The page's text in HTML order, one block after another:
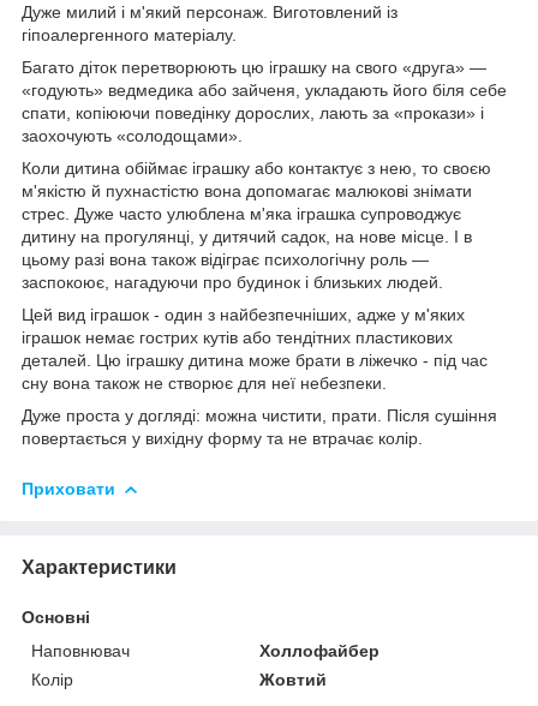
Дуже милий і м'який персонаж. Виготовлений із
гіпоалергенного матеріалу.
Багато діток перетворюють цю іграшку на свого «друга» —
«годують» ведмедика або зайченя, укладають його біля себе
спати, копіюючи поведінку дорослих, лають за «прокази» і
заохочують «солодощами».
Коли дитина обіймає іграшку або контактує з нею, то своєю
м'якістю й пухнастістю вона допомагає малюкові знімати
стрес. Дуже часто улюблена м'яка іграшка супроводжує
дитину на прогулянці, у дитячий садок, на нове місце. І в
цьому разі вона також відіграє психологічну роль —
заспокоює, нагадуючи про будинок і близьких людей.
Цей вид іграшок - один з найбезпечніших, адже у м'яких
іграшок немає гострих кутів або тендітних пластикових
деталей. Цю іграшку дитина може брати в ліжечко - під час
сну вона також не створює для неї небезпеки.
Дуже проста у догляді: можна чистити, прати. Після сушіння
повертається у вихідну форму та не втрачає колір.
Приховати
Характеристики
Основні
Наповнювач
Холлофайбер
Колір
Жовтий